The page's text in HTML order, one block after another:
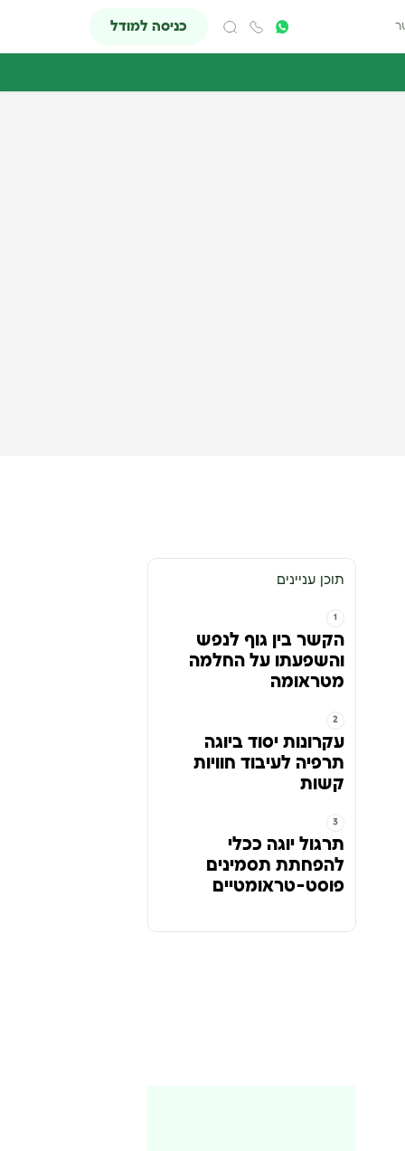
כניסה למודל
תוכן עניינים
הקשר בין גוף לנפש
והשפעתו על החלמה
מטראומה
עקרונות יסוד ביוגה
תרפיה לעיבוד חוויות
קשות
תרגול יוגה ככלי
להפחתת תסמינים
פוסט-טראומטיים